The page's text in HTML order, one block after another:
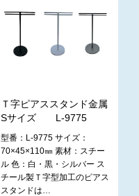
Ｔ字ピアススタンド金属
Sサイズ L-9775
型番：L-9775 サイズ：
70×45×110㎜ 素材：スチー
ル 色：白・黒・シルバー ス
チール製Ｔ字型加工のピアス
スタンドは…